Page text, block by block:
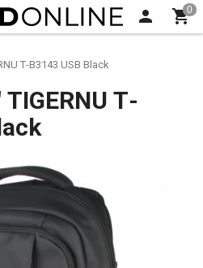
Т-В3143 USB Black
Т-